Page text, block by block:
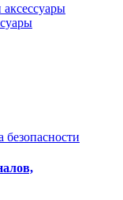
безопасности